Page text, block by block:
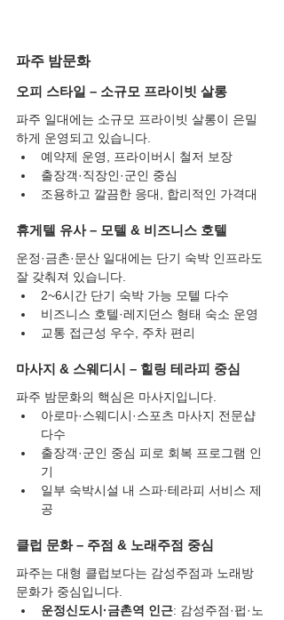
파주 밤문화
오피 스타일 – 소규모 프라이빗 살롱
파주 일대에는 소규모 프라이빗 살롱이 은밀
하게 운영되고 있습니다.
예약제 운영, 프라이버시 철저 보장
출장객·직장인·군인 중심
조용하고 깔끔한 응대, 합리적인 가격대
휴게텔 유사 – 모텔 & 비즈니스 호텔
운정·금촌·문산 일대에는 단기 숙박 인프라도
잘 갖춰져 있습니다.
2~6시간 단기 숙박 가능 모텔 다수
비즈니스 호텔·레지던스 형태 숙소 운영
교통 접근성 우수, 주차 편리
마사지 & 스웨디시 – 힐링 테라피 중심
파주 밤문화의 핵심은 마사지입니다.
아로마·스웨디시·스포츠 마사지 전문샵
다수
출장객·군인 중심 피로 회복 프로그램 인
기
일부 숙박시설 내 스파·테라피 서비스 제
공
클럽 문화 – 주점 & 노래주점 중심
파주는 대형 클럽보다는 감성주점과 노래방
문화가 중심입니다.
운정신도시·금촌역 인근: 감성주점·펍·노